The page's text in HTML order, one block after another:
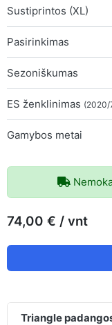
Sustiprintos (XL)
Pasirinkimas
Sezoniškumas
ES ženklinimas (2020/
Gamybos metai
74,00 € / vnt
Triangle